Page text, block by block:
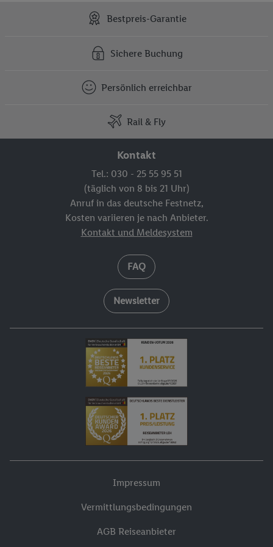
Bestpreis-Garantie
Sichere Buchung
Persönlich erreichbar
Rail & Fly
Kontakt
Tel.: 030 - 25 55 95 51
(täglich von 8 bis 21 Uhr)
Anruf in das deutsche Festnetz,
Kosten variieren je nach Anbieter.
Kontakt und Meldesystem
FAQ
Newsletter
Impressum
Vermittlungsbedingungen
AGB Reiseanbieter